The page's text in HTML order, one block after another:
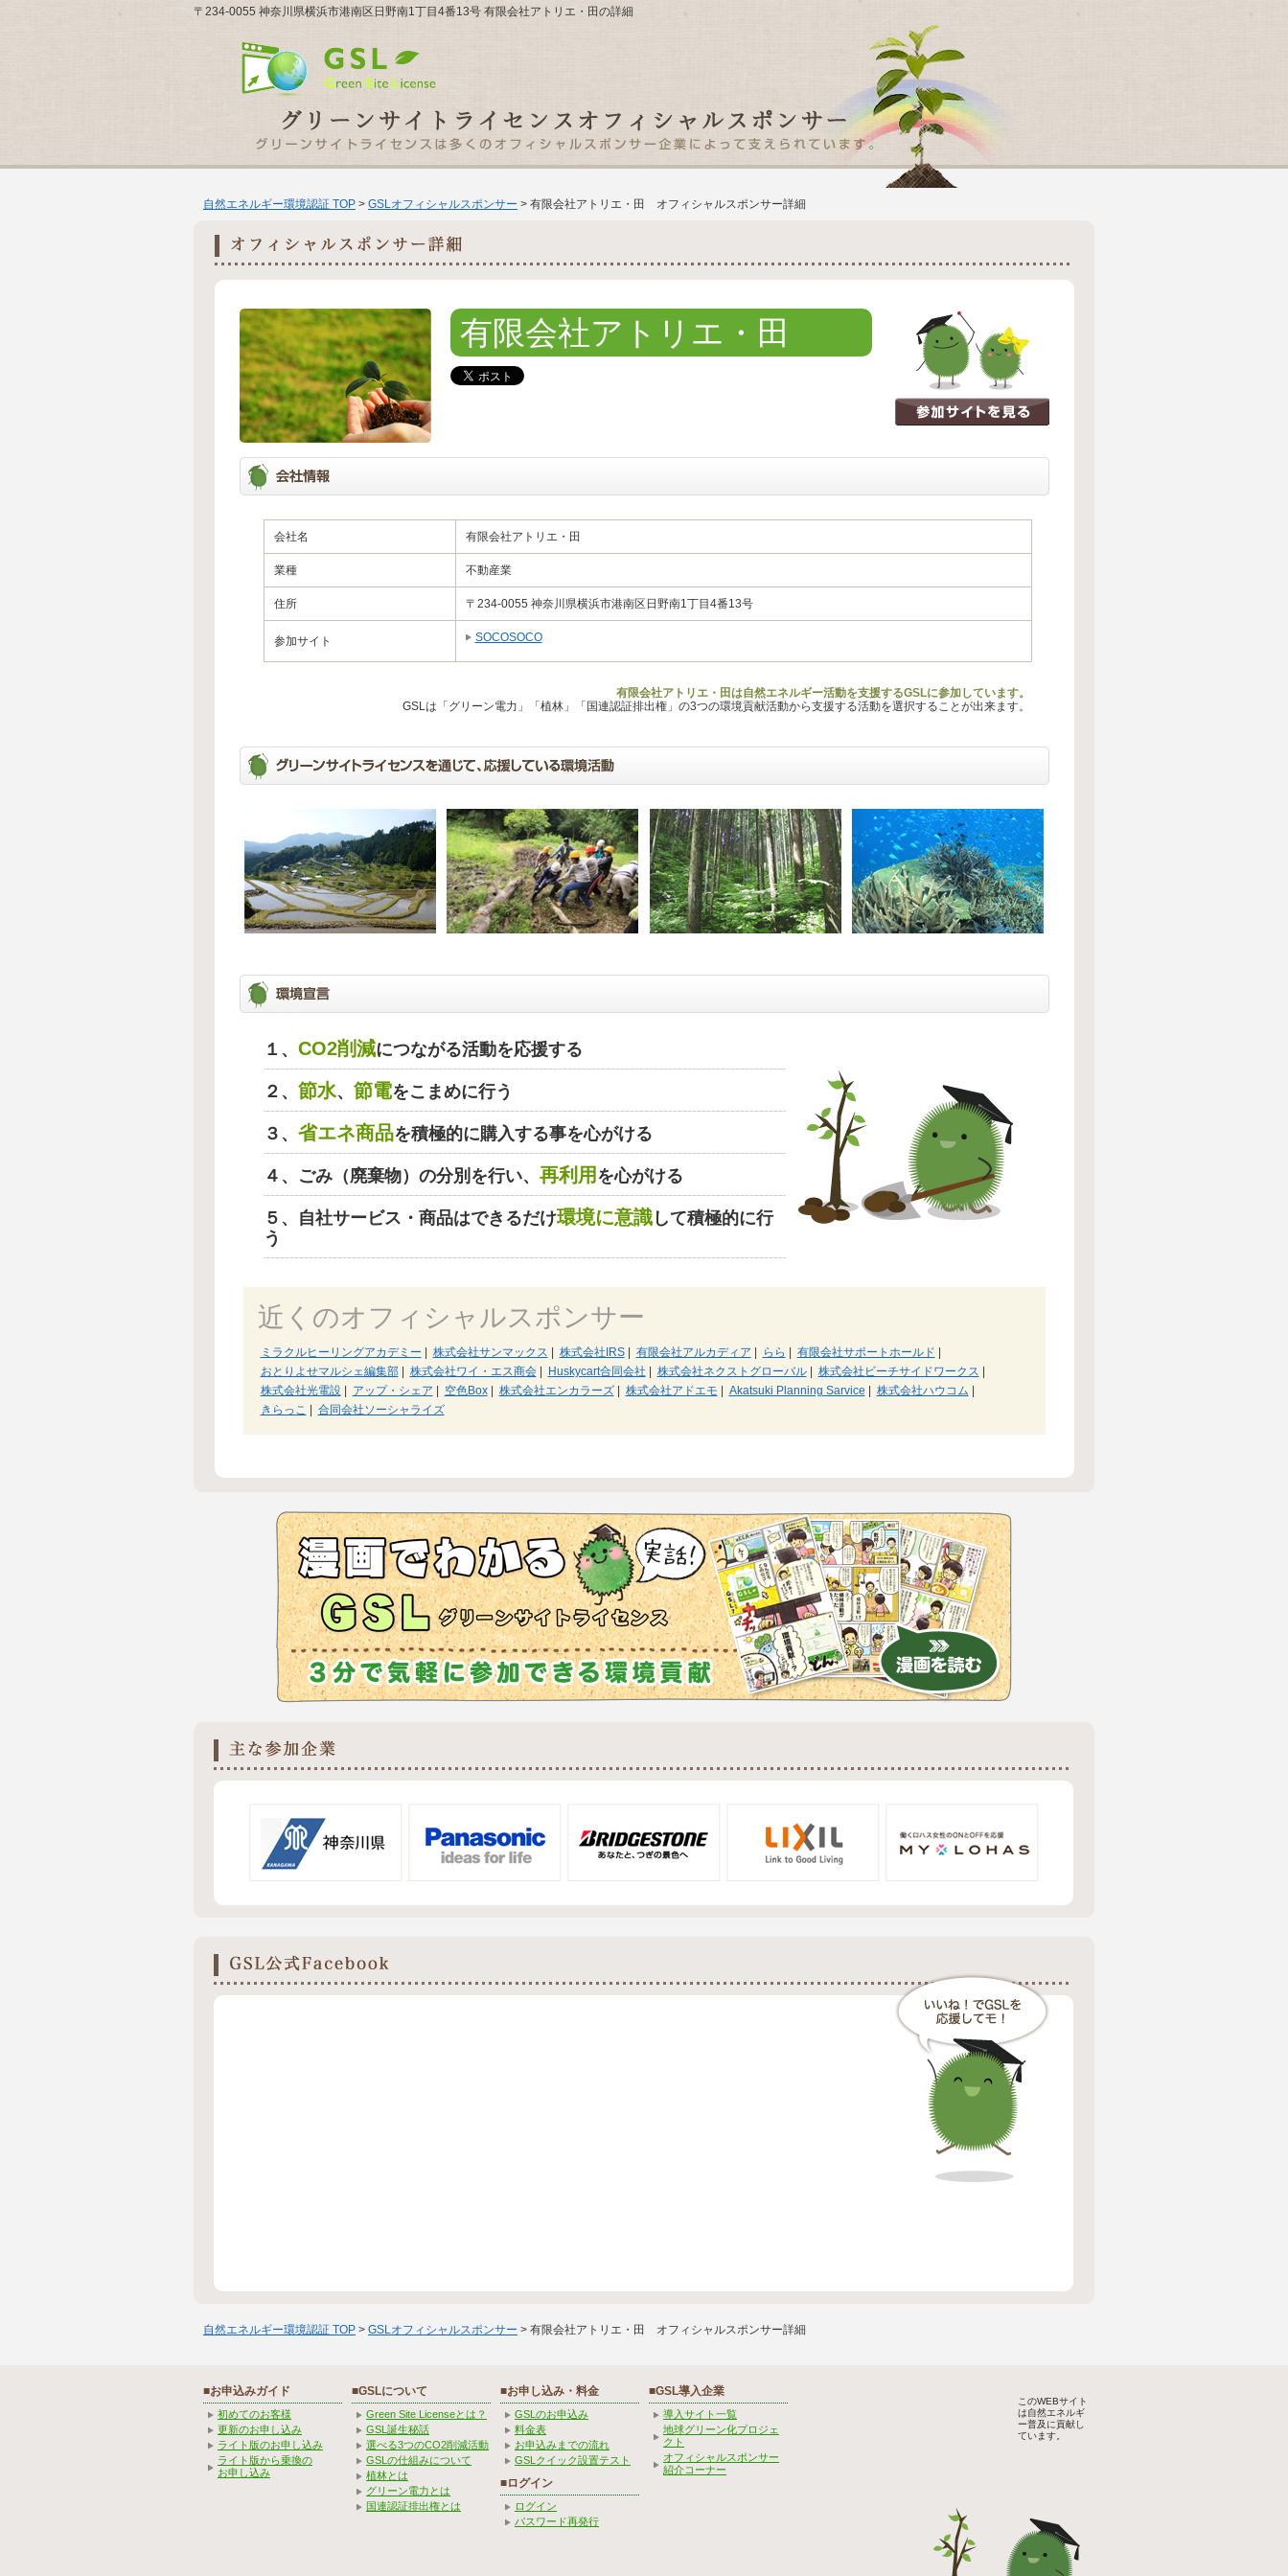
〒234-0055 神奈川県横浜市港南区日野南1丁目4番13号 有限会社アトリエ・田の詳細
自然エネルギー環境認証 TOP > GSLオフィシャルスポンサー > 有限会社アトリエ・田 オフィシャルスポンサー詳細
有限会社アトリエ・田
会社名 有限会社アトリエ・田
業種 不動産業
住所 〒234-0055 神奈川県横浜市港南区日野南1丁目4番13号
参加サイト SOCOSOCO
有限会社アトリエ・田は自然エネルギー活動を支援するGSLに参加しています。
GSLは「グリーン電力」「植林」「国連認証排出権」の3つの環境貢献活動から支援する活動を選択することが出来ます。
１、 CO2削減につながる活動を応援する
２、 節水、 節電をこまめに行う
３、 省エネ商品を積極的に購入する事を心がける
４、ごみ（廃棄物）の分別を行い、 再利用 を心がける
５、自社サービス・商品はできるだけ環境に意識して積極的に行
う
近くのオフィシャルスポンサー
ミラクルヒーリングアカデミー 株式会社サンマックス 株式会社IRS| 有限会社アルカディア らら 有限会社サポートホールド
おとりよせマルシェ編集部| 株式会社ワイ・エス商会| Huskycart合同会社 株式会社ネクストグローバル| 株式会社ビーチサイドワークス
株式会社光電設| アップ・シェア 空色Box| 株式会社エンカラーズ| 株式会社アドエモ Akatsuki Planning Sarvice 株式会社ハウコム
きらっこ
合同会社ソーシャライズ
自然エネルギー環境認証 TOP > GSLオフィシャルスポンサー > 有限会社アトリエ・田 オフィシャルスポンサー詳細
■お申込みガイド
初めてのお客様
更新のお申し込み
ライト版のお申し込み
ライト版から乗換の
お申し込み
■GSLについて
Green Site Licenseとは？
GSL誕生秘話
選べる3つのCO2削減活動
GSLの仕組みについて
植林とは
グリーン電力とは
国連認証排出権とは
■お申し込み・料金
GSLのお申込み
料金表
お申込みまでの流れ
GSLクイック設置テスト
■ログイン
ログイン
パスワード再発行
■GSL導入企業
導入サイト一覧
地球グリーン化プロジェ
クト
オフィシャルスポンサー
紹介コーナー
このWEBサイト
は自然エネルギ
ー普及に貢献し
ています。